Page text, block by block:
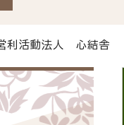
利活動法人 心結舎